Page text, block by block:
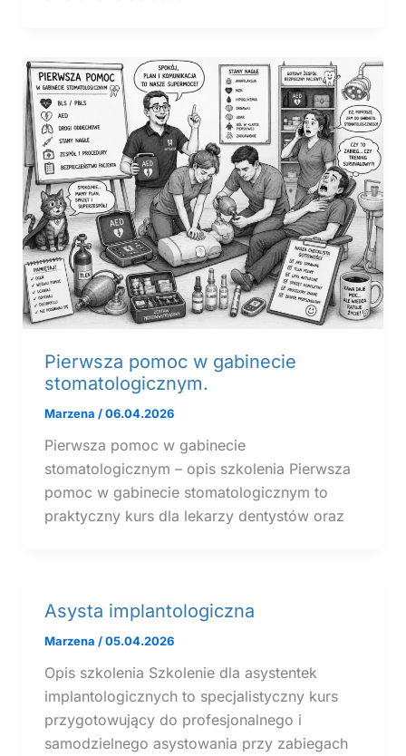
Pierwsza pomoc w gabinecie
stomatologicznym.
Marzena /06.04.2026
Pierwsza pomoc w gabinecie
stomatologicznym – opis szkolenia Pierwsza
pomoc w gabinecie stomatologicznym to
praktyczny kurs dla lekarzy dentystów oraz
Asysta implantologiczna
Marzena /05.04.2026
Opis szkolenia Szkolenie dla asystentek
implantologicznych to specjalistyczny kurs
przygotowujący do profesjonalnego i
samodzielnego asystowania przy zabiegach